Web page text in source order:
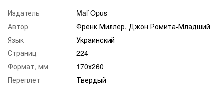
Издатель
Mal`Opus
Автор
Френк Миллер, Джон Ромита-Младший
Язык
Украинский
Страниц
224
Формат, мм
170х260
Переплет
Твердый